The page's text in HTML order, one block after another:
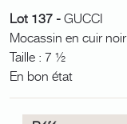
Lot 137 -GUCCI
Mocassin en cuir noir
Taille : 7 ½
En bon état